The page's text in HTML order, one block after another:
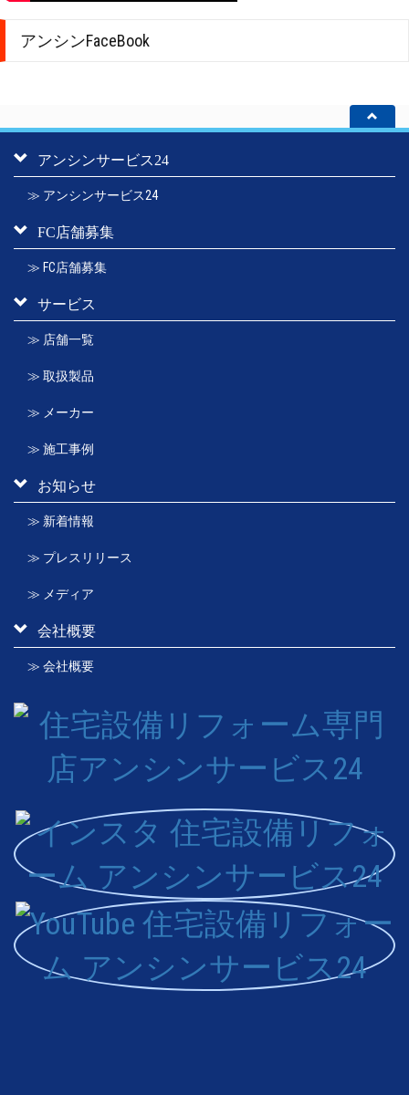
アンシンFaceBook
アンシンサービス24
≫ アンシンサービス24
FC店舗募集
≫ FC店舗募集
サービス
≫ 店舗一覧
≫ 取扱製品
≫ メーカー
≫ 施工事例
お知らせ
≫ 新着情報
≫ プレスリリース
≫ メディア
会社概要
≫ 会社概要